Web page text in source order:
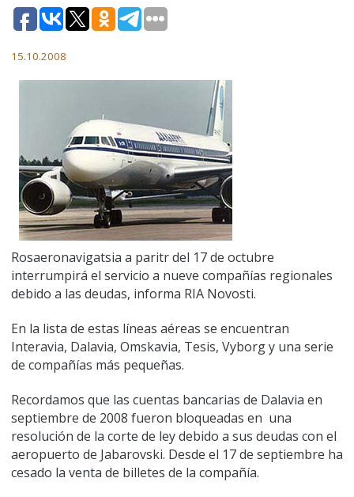
15.10.2008
Rosaeronavigatsia a paritr del 17 de octubre
interrumpirá el servicio a nueve compañías regionales
debido a las deudas, informa RIA Novosti.
En la lista de estas líneas aéreas se encuentran
Interavia, Dalavia, Omskavia, Tesis, Vyborg y una serie
de compañías más pequeñas.
Recordamos que las cuentas bancarias de Dalavia en
septiembre de 2008 fueron bloqueadas en una
resolución de la corte de ley debido a sus deudas con el
aeropuerto de Jabarovski. Desde el 17 de septiembre ha
cesado la venta de billetes de la compañía.